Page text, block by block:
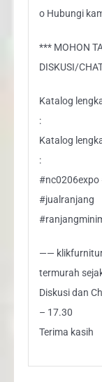
o Hubungi
*** MOHON
DISKUSI/
Katalog
:
Katalog
:
#jualranjang
——
termurah
Diskusi dan
– 17.30
Terima kasih